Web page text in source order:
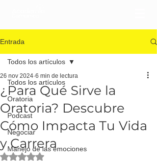
Entrada
Todos los artículos
Oratoria
Podcast
Negociar
Manejo de las emociones
Todos los artículos
¿Para Qué Sirve la
Oratoria? Descubre
Cómo Impacta Tu Vida
y Carrera
26 nov 2024 6 min de lectura
Obtuvo NaN de 5 estrellas.